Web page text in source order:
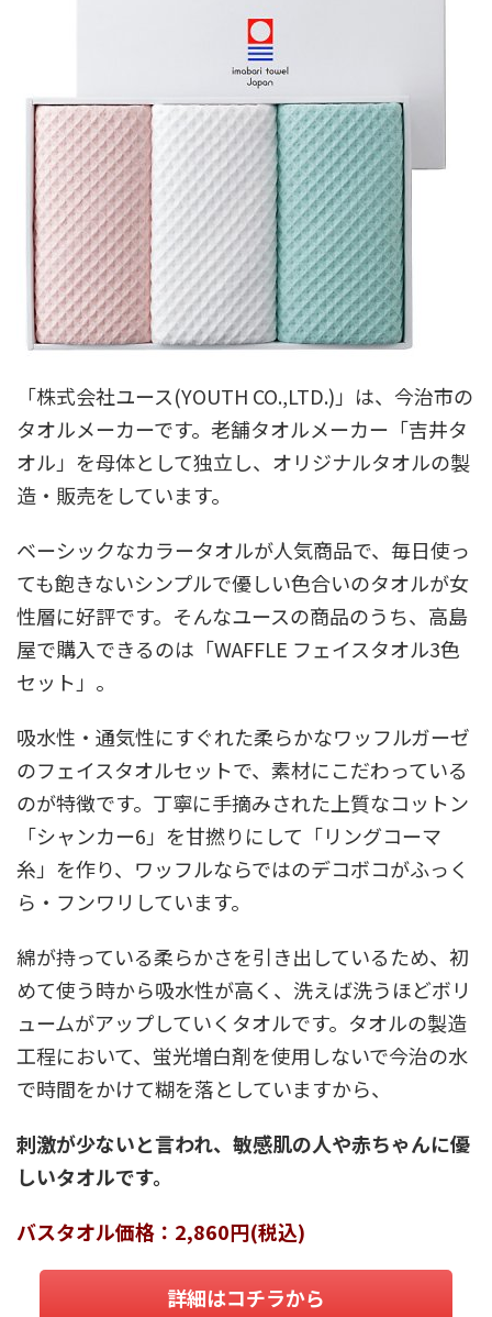
「株式会社ユース(YOUTH CO.,LTD.)」は、今治市の
タオルメーカーです。老舗タオルメーカー「吉井タ
オル」を母体として独立し、オリジナルタオルの製
造・販売をしています。
ベーシックなカラータオルが人気商品で、毎日使っ
ても飽きないシンプルで優しい色合いのタオルが女
性層に好評です。そんなユースの商品のうち、高島
屋で購入できるのは「WAFFLE フェイスタオル3色
セット」。
吸水性・通気性にすぐれた柔らかなワッフルガーゼ
のフェイスタオルセットで、素材にこだわっている
のが特徴です。丁寧に手摘みされた上質なコットン
「シャンカー6」を甘撚りにして「リングコーマ
糸」を作り、ワッフルならではのデコボコがふっく
ら・フンワリしています。
綿が持っている柔らかさを引き出しているため、初
めて使う時から吸水性が高く、洗えば洗うほどボリ
ュームがアップしていくタオルです。タオルの製造
工程において、蛍光増白剤を使用しないで今治の水
で時間をかけて糊を落としていますから、
刺激が少ないと言われ、敏感肌の人や赤ちゃんに優
しいタオルです。
バスタオル価格：2,860円(税込)
詳細はコチラから